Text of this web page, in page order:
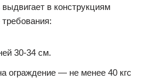
в конструкциям
30-34 см.
ограждение — не менее 40 кгс